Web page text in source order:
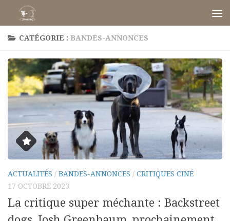
Skip to content
CATÉGORIE : BANDES-ANNONCES
ACTUALITÉS / BANDES-ANNONCES / CRITIQUES CINÉ
17 OCTOBRE 2023
La critique super méchante : Backstreet